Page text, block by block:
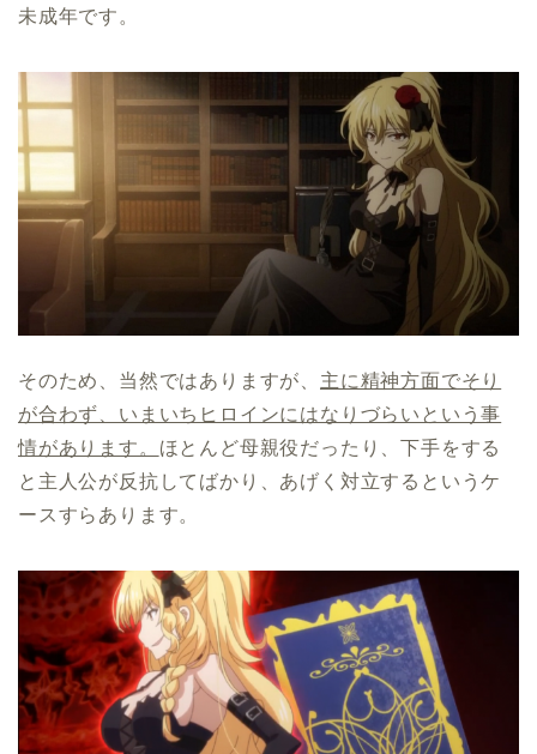
未成年です。
そのため、当然ではありますが、 主に精神方面でそり
が合わず、いまいちヒロインにはなりづらいという事
情があります。 ほとんど母親役だったり、下手をする
と主人公が反抗してばかり、あげく対立するというケ
ースすらあります。